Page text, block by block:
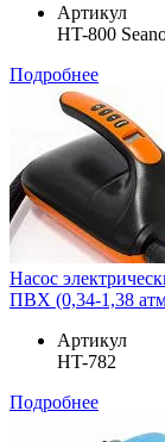
Артикул
HT-800
Подробнее
Насос
ПВХ (0,34-1,38
Артикул
HT-782
Подробнее